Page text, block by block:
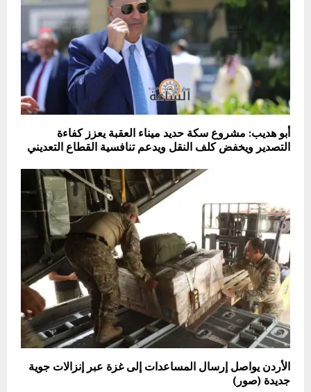
أبو هديب: مشروع سكة حديد ميناء العقبة يعزز كفاءة
التصدير ويخفض كلف النقل ويدعم تنافسية القطاع التعديني
الأردن يواصل إرسال المساعدات إلى غزة عبر إنزالات جوية
جديدة (صور)